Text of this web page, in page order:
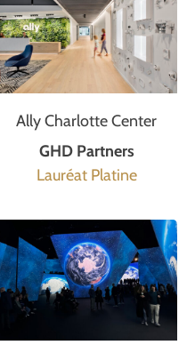
Ally Charlotte Center
GHD Partners
Lauréat Platine